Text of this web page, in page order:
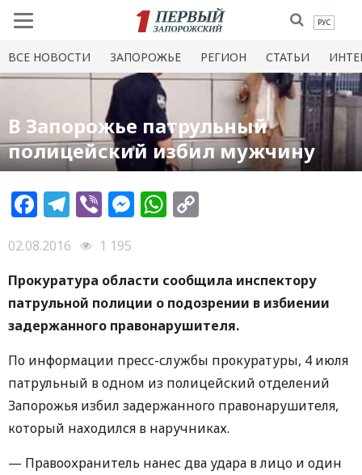
РУС
ВСЕ НОВОСТИ ЗАПОРОЖЬЕ РЕГИОН СТАТЬИ
В Запорожье патрульный
полицейский избил мужчину
Facebook
Telegram
ViberMessenger
WhatsApp
02.08.2016
1 195
Прокуратура области сообщила инспектору
патрульной полиции о подозрении в избиении
задержанного правонарушителя.
По информации пресс-службы прокуратуры, 4 июля
патрульный в одном из полицейский отделений
Запорожья избил задержанного правонарушителя,
который находился в наручниках.
— Правоохранитель нанес два удара в лицо и один